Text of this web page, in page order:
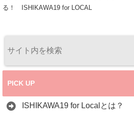
る！ ISHIKAWA19 for LOCAL
PICK UP
ISHIKAWA19 for Localとは？